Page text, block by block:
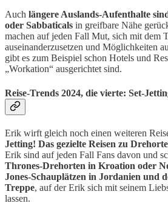
Auch längere Auslands-Aufenthalte
oder Sabbaticals in greifbare Nähe
machen auf jeden Fall Mut, sich mit dem
auseinanderzusetzen und Möglichkeiten
gibt es zum Beispiel schon Hotels und
„Workation“ ausgerichtet sind.
Reise-Trends 2024, die vierte: Set-
Erik wirft gleich noch einen weiteren
Jetting! Das gezielte Reisen zu
Erik sind auf jeden Fall Fans davon und
Thrones-Drehorten in Kroation oder
Jones-Schauplätzen in Jordanien und
Treppe, auf der Erik sich mit seinem
lassen.